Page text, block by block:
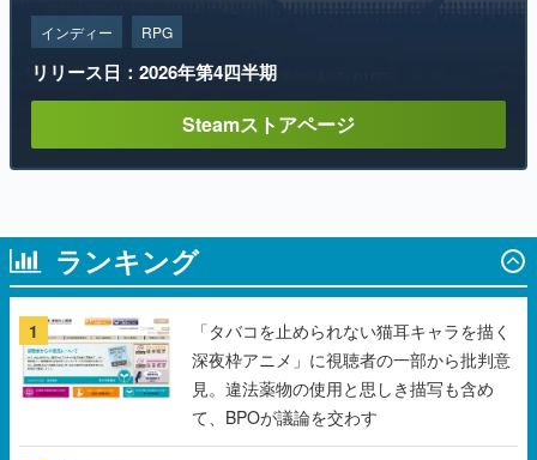
ランキング
1
「タバコを止められない猫耳キャラを描く
深夜枠アニメ」に視聴者の一部から批判意
見。違法薬物の使用と思しき描写も含め
て、BPOが議論を交わす
2
ハローキティやポムポムプリンと眠れる睡
眠サポートアプリ『ゆめたび』が配信中。
キャラごとのASMRや目覚ましアラームも